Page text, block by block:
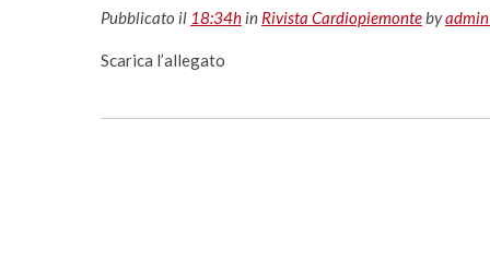
Pubblicato il 18:34h in Rivista Cardiopiemonteby
Scarica l’allegato